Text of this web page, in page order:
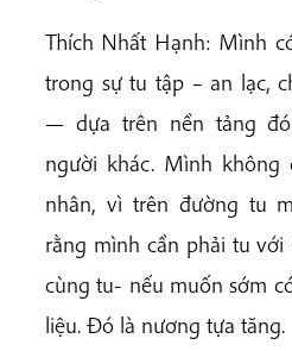
Thích Nhất Hạnh: Mình
trong sự tu tập – an lạc,
— dựa trên nền tảng
người khác. Mình
nhân, vì trên đường tu
rằng mình cần phải tu
cùng tu- nếu muốn sớm
liệu. Đó là nương tựa tăng.